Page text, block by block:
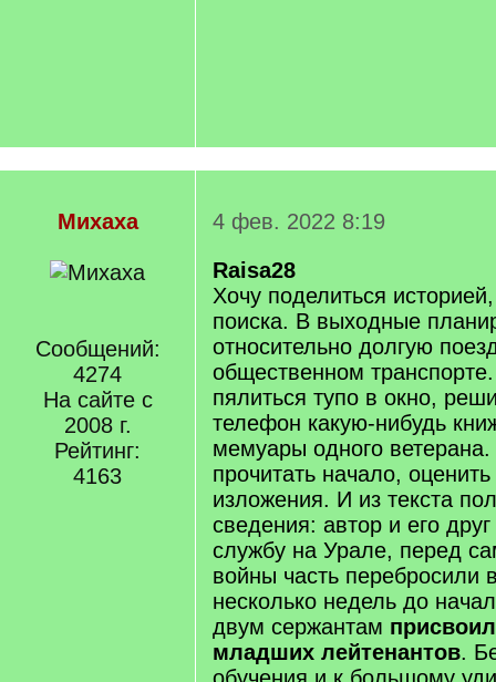
Михаха
Сообщений:
4274
На сайте с
2008 г.
Рейтинг:
4163
4 фев. 2022 8:19
Raisa28
Хочу поделиться
поиска. В выходные
относительно долгую
общественном
пялиться тупо в окно,
телефон какую-нибудь
мемуары одного
прочитать начало, оценить
изложения. И из текста
сведения: автор и его
службу на Урале, перед
войны часть перебросили
несколько недель до
двум сержантам
младших лейтенантов.